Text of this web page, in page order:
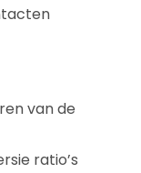
van de
ratio’s